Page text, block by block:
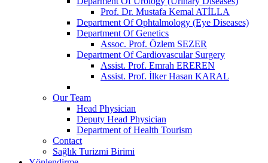
Prof. Dr. Mustafa Kemal ATİLLA
Department Of Ophtalmology (Eye Diseases)
Department Of Genetics
Assoc. Prof. Özlem SEZER
Department Of Cardiovascular Surgery
Assist. Prof. Emrah EREREN
Assist. Prof. İlker Hasan KARAL
Our Team
Head Physician
Deputy Head Physician
Department of Health Tourism
Contact
Sağlık Turizmi Birimi